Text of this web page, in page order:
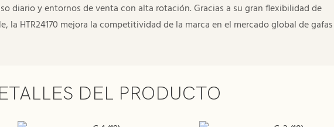
diario y entornos de venta con alta rotación. Gracias a su gran flexibilidad de
la HTR24170 mejora la competitividad de la marca en el mercado global de
DEL PRODUCTO